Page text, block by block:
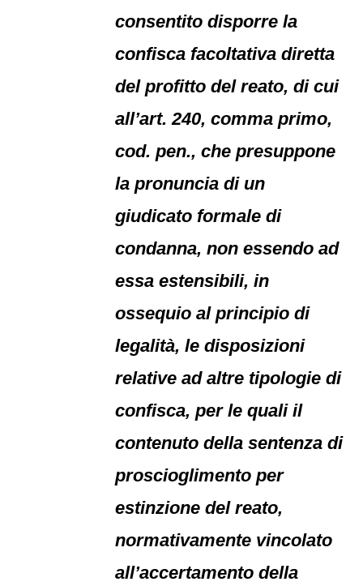
consentito disporre la
confisca facoltativa diretta
del profitto del reato, di cui
all’art. 240, comma primo,
cod. pen., che presuppone
la pronuncia di un
giudicato formale di
condanna, non essendo ad
essa estensibili, in
ossequio al principio di
legalità, le disposizioni
relative ad altre tipologie di
confisca, per le quali il
contenuto della sentenza di
proscioglimento per
estinzione del reato,
normativamente vincolato
all’accertamento della